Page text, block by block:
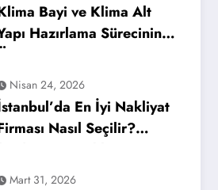
Bayi ve Klima Alt
Hazırlama Sürecinin
Önemi
Nisan 24, 2026
En İyi Nakliyat
Nasıl Seçilir?
Rehberi)
Mart 31, 2026